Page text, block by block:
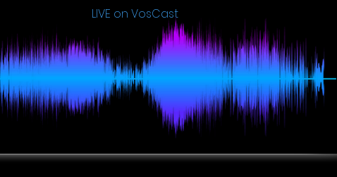
LIVE on VosCast